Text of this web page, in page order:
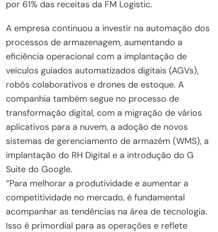
por 61% das receitas da FM Logistic.
A empresa continuou a investir na automação dos
processos de armazenagem, aumentando a
eficiência operacional com a implantação de
veículos guiados automatizados digitais (AGVs),
robôs colaborativos e drones de estoque. A
companhia também segue no processo de
transformação digital, com a migração de vários
aplicativos para a nuvem, a adoção de novos
sistemas de gerenciamento de armazém (WMS), a
implantação do RH Digital e a introdução do G
Suite do Google.
“Para melhorar a produtividade e aumentar a
competitividade no mercado, é fundamental
acompanhar as tendências na área de tecnologia.
Isso é primordial para as operações e reflete